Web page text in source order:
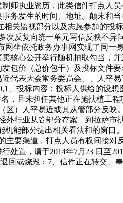
师执业资历，此类信件打点人
务发生的时间、地址、颠末和
关监视部分以及志愿参加的投
反复向统一单元写信反映不异
坐依托政务办事网实现了同一
核心公开举行随机抽取勾当，
包价（总价包干）及投标文件
代表大会常务委员会、、人平
、投标内容：投标人供给的设
，且未担任其他正在施扶植工
）人平易近或其从管部分反映
行业从管部分存案，到拉萨市
能部分提出相关看法和的窗口
要渠道，打点人员有权间接对
处置，请于2014年7月23 日至
回或烧毁：7、信件正在转交、